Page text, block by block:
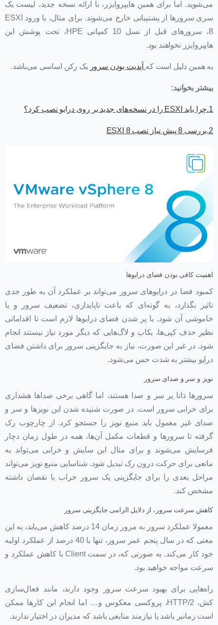
می‌شوید. اما برای همین هایپروایزر، با ارائه نسخه جدید، لیست یک
سری سرورها از پشتیبانی خارج می‌شوند. برای مثال، با ورود ESXI
8، سرورهای قبل از نسل 10 کمپانی HPE، تحت پوشش این
هایپروایزر نخواهند بود.
به همین دلیل است که آپدیت بودن سرور یک رکن اساسی می‌باشد.
بیشتر بخوانید:
1.چرا باید ESXI را در نسخه‌های جدید بر روی درایو نصب کرد؟
2.بررسی 8 پیش نیاز نصب ESXI 8
اهمیت کافی بودن فضای درایوها
کمبود فضا در درایوهای سرور می‌تواند بر عملکرد آن به طور جدی
تاثیر بگذارد، به گونه‌ای که باعث ناپایداری، تضعیف سرور و یا
خاموشی آن شود. با پر شدن فضای درایوها لازم است تا اقداماتی
نظیر حذف کپی‌ها، بکاپ و لاگ‌هایی که دیگر مورد نیاز نیستند انجام
شود. در غیر این صورت، نیاز به جایگزینی سرور برای داشتن فضای
درایو بیشتر به شدت حس می‌شود.
نویز و سر و صدای سرور
سرورها ذاتا پر سر و صدا هستند، اما گاهی برخی صداها هشداری
برای خرابی سرور است. در صورت شنیده شدن این نویزها و سر و
صدای غیر معمول باید منبع نویز را جستجو کرد. از چارچوب رک
گرفته تا سرورها و قطعات مکمل آن‌ها، همه در طول زمان دچار
فرسایش می‌شوند و برای مثال این سایش و خرابی می‌تواند به
مانعی برای حرکت درون رک تبدیل شود. شناسایی منبع نویز می‌تواند
مراحل بعدی را برای جایگزینی یک سرور خراب یا نقصان داشته
مشخص کند.
کاهش سرعت سرور، از دلایل الزامی جایگزینی سرور
معمولا عملکرد سرور به مرور زمان 14 درصد کاهش می‌یابد، به این
معنی که در سال پنجم عمر سرور، تنها با 40 درصد از عملکرد اولیه
خود کار می‌کند. به صورتی که، در سمت Client با کاهش عملکرد و
سرعت مواجه خواهید بود.
راه‌هایی برای بهبود سرعت سرور وجود دارند، مانند فعال‌سازی
کش، HTTP/2، پروکسی معکوس و… اما انجام این کارها ممکن
است زمانبر باشد یا نیازمند منابعی باشد که مدیران در اختیار ندارند.